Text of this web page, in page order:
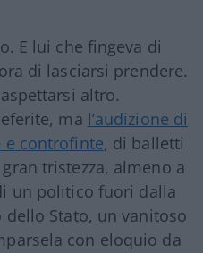
E lui che fingeva di
di lasciarsi prendere.
altro.
ma l’audizione di
e controfinte, di balletti
tristezza, almeno a
un politico fuori dalla
Stato, un vanitoso
con eloquio da